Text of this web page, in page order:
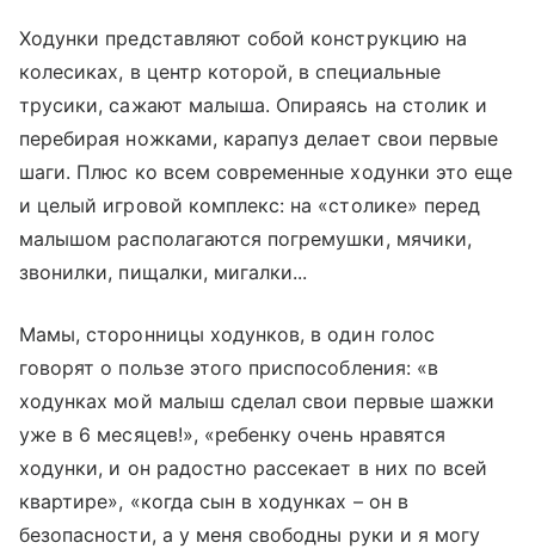
Ходунки представляют собой конструкцию на
колесиках, в центр которой, в специальные
трусики, сажают малыша. Опираясь на столик и
перебирая ножками, карапуз делает свои первые
шаги. Плюс ко всем современные ходунки это еще
и целый игровой комплекс: на «столике» перед
малышом располагаются погремушки, мячики,
звонилки, пищалки, мигалки...
Мамы, сторонницы ходунков, в один голос
говорят о пользе этого приспособления: «в
ходунках мой малыш сделал свои первые шажки
уже в 6 месяцев!», «ребенку очень нравятся
ходунки, и он радостно рассекает в них по всей
квартире», «когда сын в ходунках – он в
безопасности, а у меня свободны руки и я могу